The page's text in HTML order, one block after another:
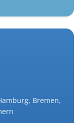
Bremen,